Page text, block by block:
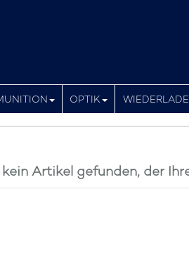
OPTIK
kein Artikel gefunden, der